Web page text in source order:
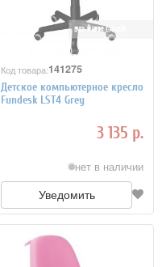
Код товара:141275
Детское компьютерное кресло
Fundesk LST4 Grey
3 135 р.
нет в наличии
Уведомить